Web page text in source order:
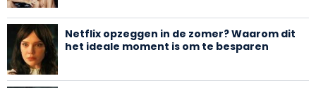
Netflix opzeggen in de zomer? Waarom dit
het ideale moment is om te besparen